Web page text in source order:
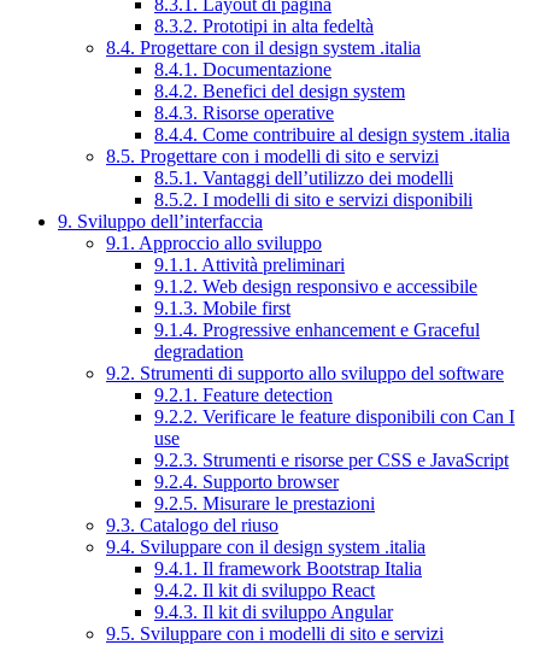
8.3.2. Prototipi in alta fedeltà
8.4. Progettare con il design system .italia
8.4.1. Documentazione
8.4.2. Benefici del design system
8.4.3. Risorse operative
8.4.4. Come contribuire al design system .italia
8.5. Progettare con i modelli di sito e servizi
8.5.1. Vantaggi dell’utilizzo dei modelli
8.5.2. I modelli di sito e servizi disponibili
9. Sviluppo dell’interfaccia
9.1. Approccio allo sviluppo
9.1.1. Attività preliminari
9.1.2. Web design responsivo e accessibile
9.1.3. Mobile first
9.1.4. Progressive enhancement e Graceful
degradation
9.2. Strumenti di supporto allo sviluppo del software
9.2.1. Feature detection
9.2.2. Verificare le feature disponibili con Can I
use
9.2.3. Strumenti e risorse per CSS e JavaScript
9.2.4. Supporto browser
9.2.5. Misurare le prestazioni
9.3. Catalogo del riuso
9.4. Sviluppare con il design system .italia
9.4.1. Il framework Bootstrap Italia
9.4.2. Il kit di sviluppo React
9.4.3. Il kit di sviluppo Angular
9.5. Sviluppare con i modelli di sito e servizi